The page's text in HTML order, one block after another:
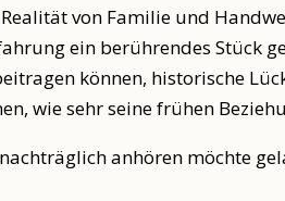
von Familie und
ein berührendes Stück
können, historische
wie sehr seine frühen
anhören möchte